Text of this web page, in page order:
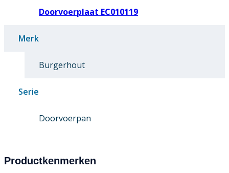
Doorvoerplaat EC010119
Merk
Burgerhout
Serie
Doorvoerpan
Productkenmerken